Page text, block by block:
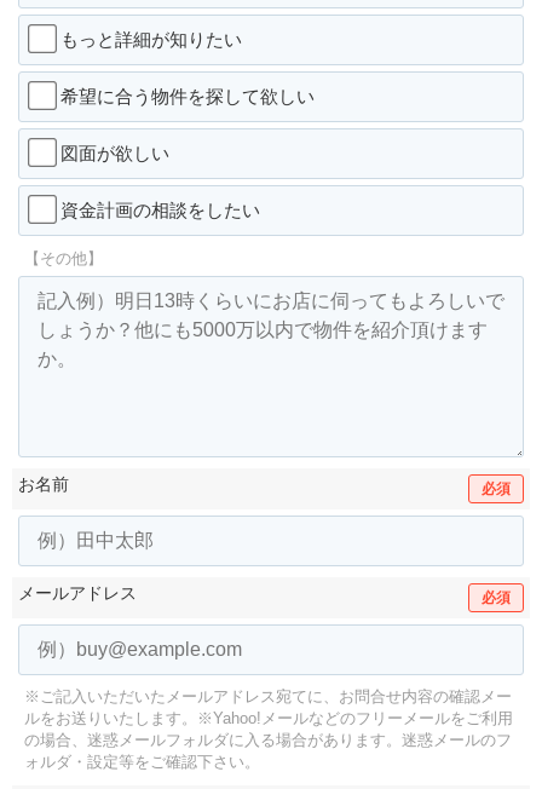
もっと詳細が知りたい
希望に合う物件を探して欲しい
図面が欲しい
資金計画の相談をしたい
【その他】
お名前 必須
メールアドレス 必須
※ご記入いただいたメールアドレス宛てに、お問合せ内容の確認メー
ルをお送りいたします。
※Yahoo!メールなどのフリーメールをご利用
の場合、迷惑メールフォルダに入る場合があります。 迷惑メールのフ
ォルダ・設定等をご確認下さい。